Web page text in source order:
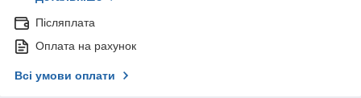
Післяплата
Оплата на рахунок
Всі умови оплати